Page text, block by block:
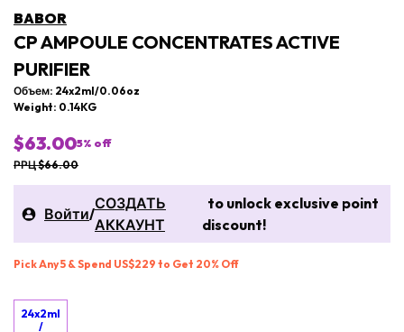
BABOR
CP AMPOULE CONCENTRATES ACTIVE
PURIFIER
Объем: 24x2ml/0.06oz
Weight: 0.14KG
$63.005% off
РРЦ $66.00
Войти/
СОЗДАТЬ
АККАУНТ
to unlock exclusive point
discount!
Pick Any 5 & Spend US$229 to Get 20% Off
24x2ml
/